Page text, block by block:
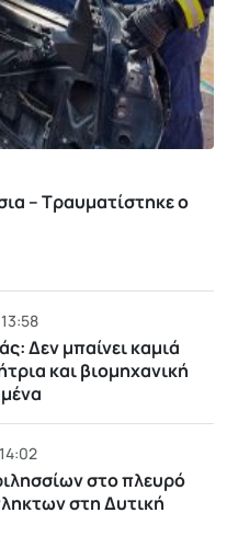
– Τραυματίστηκε ο
Δεν μπαίνει καμιά
και βιομηχανική
στο πλευρό
στη Δυτική